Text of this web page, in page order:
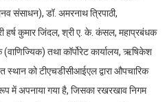
संसाधन), डॉ. अमरनाथ त्रिपाठी,
हर्ष कुमार जिंदल, श्री ए. के. कंसल, महाप्रबंधक
तथा कॉर्पोरेट कार्यालय, ऋषिकेश
स्थान को टीएचडीसीआईएल द्वारा औपचारिक
में अपनाया गया है, जिसका रखरखाव निगम